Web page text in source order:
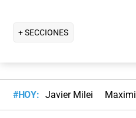
+ SECCIONES
#HOY: Javier Milei